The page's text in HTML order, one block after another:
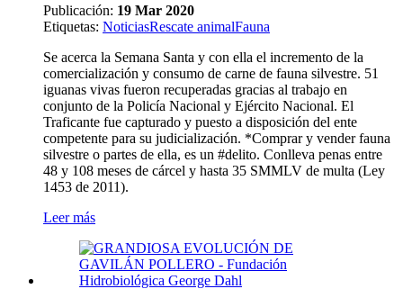
Publicación: 19 Mar 2020
Etiquetas: NoticiasRescate animalFauna
Se acerca la Semana Santa y con ella el incremento de la
comercialización y consumo de carne de fauna silvestre. 51
iguanas vivas fueron recuperadas gracias al trabajo en
conjunto de la Policía Nacional y Ejército Nacional. El
Traficante fue capturado y puesto a disposición del ente
competente para su judicialización. *Comprar y vender fauna
silvestre o partes de ella, es un #delito. Conlleva penas entre
48 y 108 meses de cárcel y hasta 35 SMMLV de multa (Ley
1453 de 2011).
Leer más